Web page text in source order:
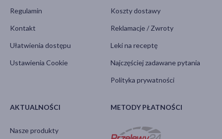
Regulamin
Kontakt
Ułatwienia dostępu
Ustawienia Cookie
Koszty dostawy
Reklamacje / Zwroty
Leki na receptę
Najczęściej zadawane pytania
Polityka prywatności
AKTUALNOŚCI
Nasze produkty
METODY PŁATNOŚCI